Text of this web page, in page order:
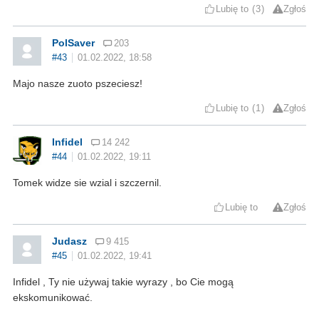
Lubię to 3 Zgłoś
PolSaver
203
#43
01.02.2022, 18:58
Majo nasze zuoto pszeciesz!
Lubię to 1 Zgłoś
Infidel
14 242
#44
01.02.2022, 19:11
Tomek widze sie wzial i szczernil.
Lubię to Zgłoś
Judasz
9 415
#45
01.02.2022, 19:41
Infidel , Ty nie używaj takie wyrazy , bo Cie mogą
ekskomunikować.